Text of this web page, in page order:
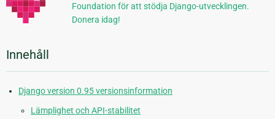
Foundation för att stödja Django-utvecklingen.
Donera idag!
Innehåll
Django version 0.95 versionsinformation
Lämplighet och API-stabilitet